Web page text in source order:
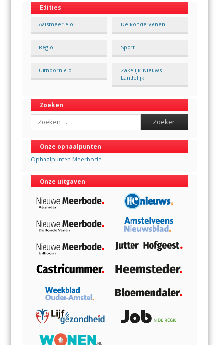
Edities
Aalsmeer e.o. De Ronde Venen
Regio Sport
Uithoorn e.o.
Zakelijk-Nieuws-
Landelijk
Zoeken
Search
Onze ophaalpunten
Ophaalpunten Meerbode
Onze uitgaven